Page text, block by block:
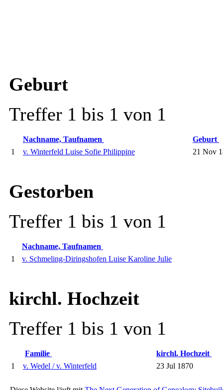
Geburt
Treffer 1 bis 1 von 1
Nachname, Taufnamen
Geburt
1
v. Winterfeld Luise Sofie Philippine 21 Nov
Gestorben
Treffer 1 bis 1 von 1
Nachname, Taufnamen
1
v. Schmeling-Diringshofen Luise Karoline Julie
kirchl. Hochzeit
Treffer 1 bis 1 von 1
Familie
kirchl. Hochzeit
1
v. Wedel / v. Winterfeld 23 Jul 1870